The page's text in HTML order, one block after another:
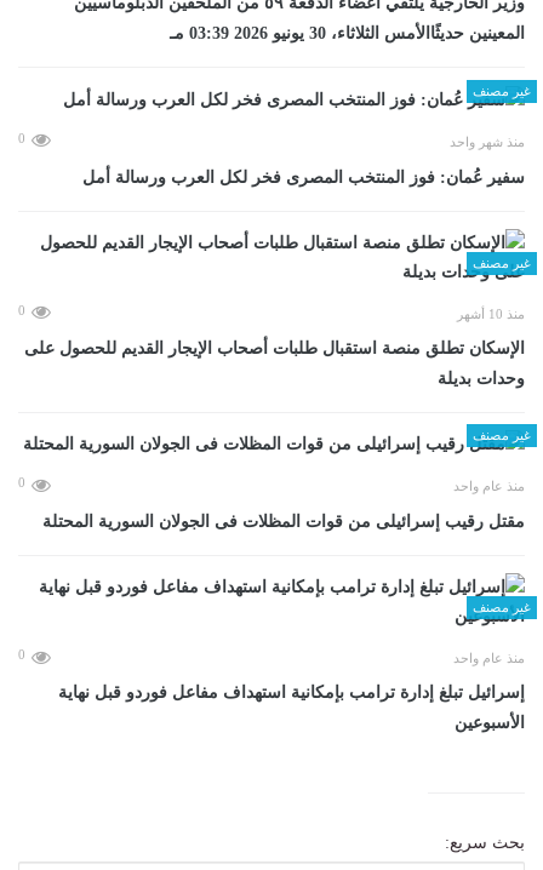
المعينين حديثًاالأمس الثلاثاء، 30 يونيو 2026 03:39 مـ
غير مصنف
منذ شهر واحد 0
سفير عُمان: فوز المنتخب المصرى فخر لكل العرب ورسالة أمل
غير مصنف
منذ 10 أشهر 0
الإسكان تطلق منصة استقبال طلبات أصحاب الإيجار القديم للحصول على
وحدات بديلة
غير مصنف
منذ عام واحد 0
مقتل رقيب إسرائيلى من قوات المظلات فى الجولان السورية المحتلة
غير مصنف
منذ عام واحد 0
إسرائيل تبلغ إدارة ترامب بإمكانية استهداف مفاعل فوردو قبل نهاية
الأسبوعين
بحث سريع: